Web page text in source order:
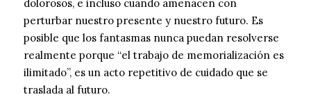
dolorosos, e incluso cuando amenacen con
perturbar nuestro presente y nuestro futuro. Es
posible que los fantasmas nunca puedan resolverse
realmente porque “el trabajo de memorialización es
ilimitado”, es un acto repetitivo de cuidado que se
traslada al futuro.